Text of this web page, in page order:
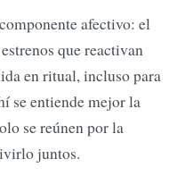
afectivo: el
que reactivan
en ritual, incluso para
se entiende mejor la
se reúnen por la
juntos.